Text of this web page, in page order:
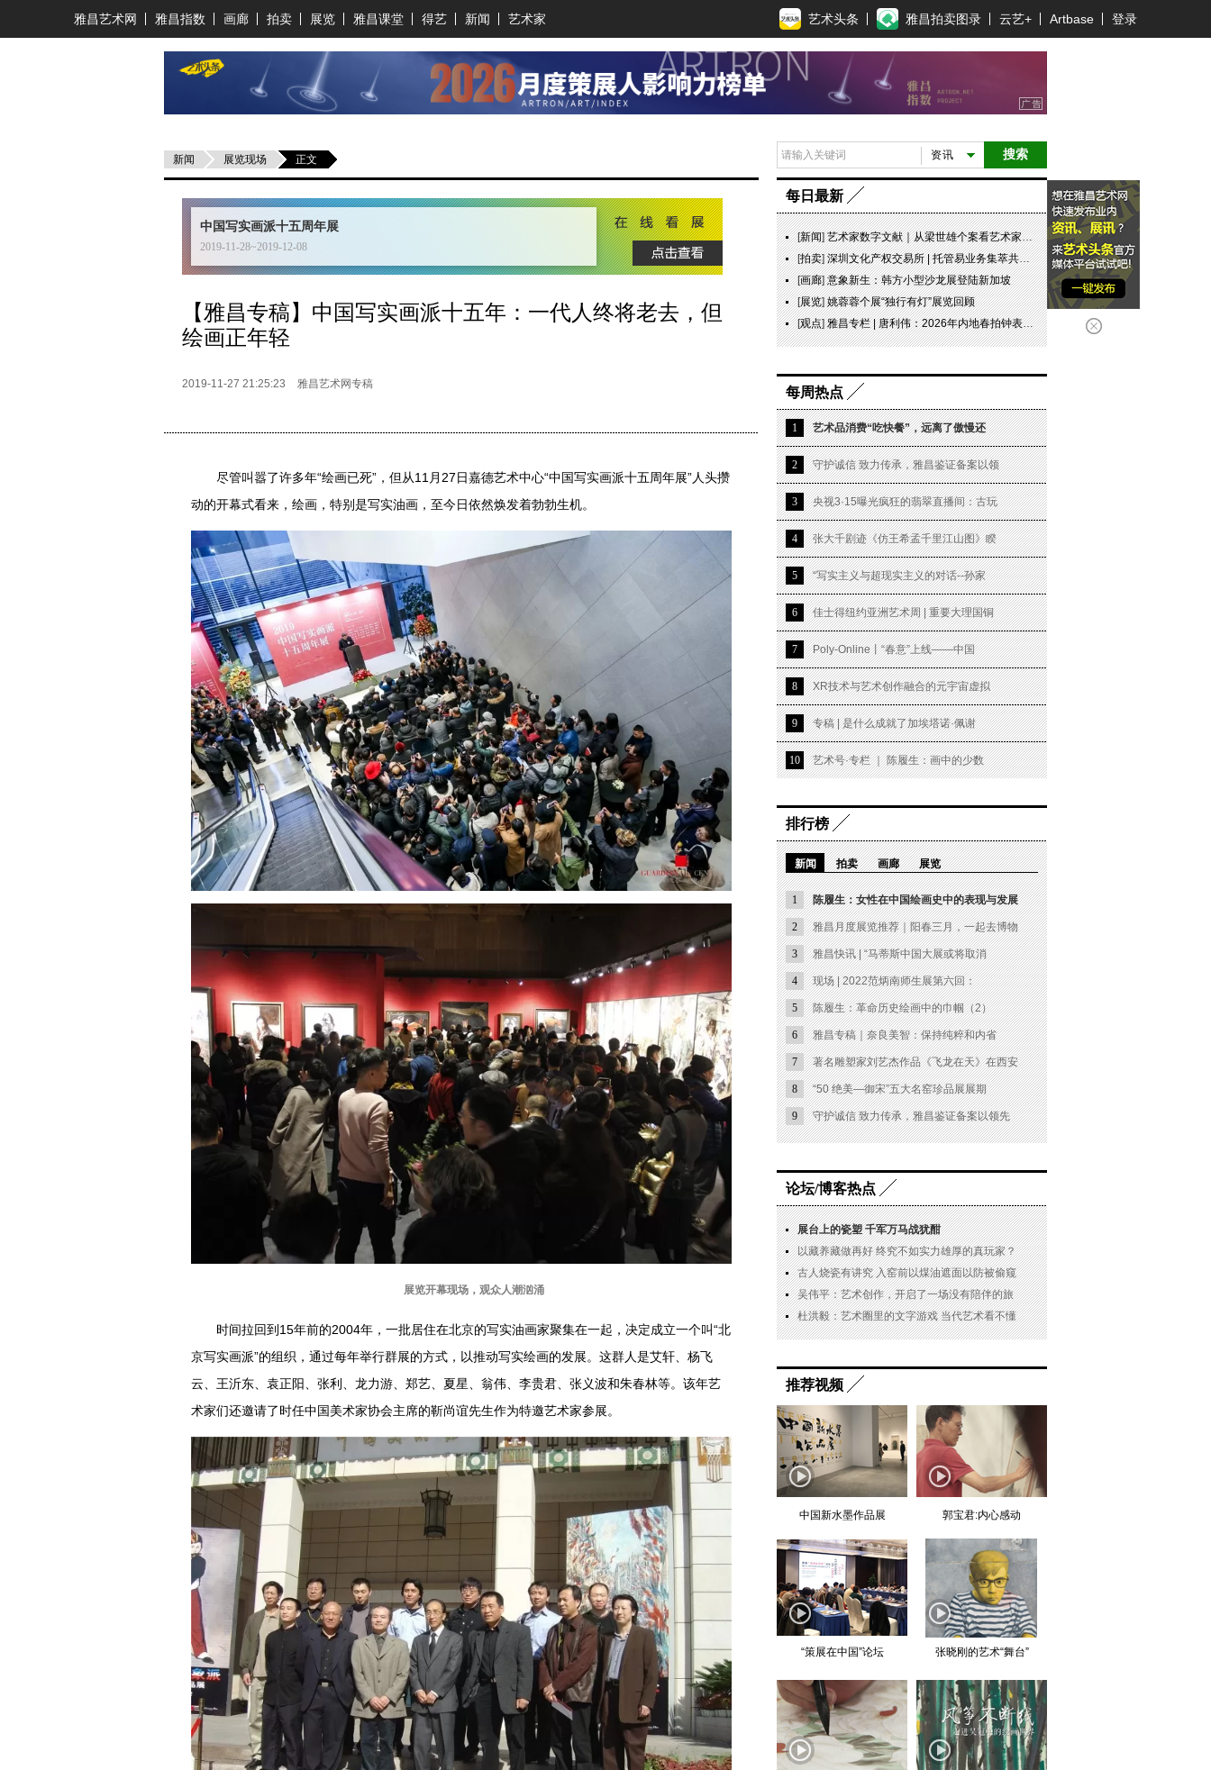
雅昌艺术网 雅昌指数 画廊 拍卖 展览 雅昌课堂 得艺 新闻 艺术家 艺术头条 雅昌拍卖图录 云艺+ Artbase 登录
新闻 展览现场 正文
中国写实画派十五周年展
2019-11-28~2019-12-08
【雅昌专稿】中国写实画派十五年：一代人终将老去，但
绘画正年轻
2019-11-27 21:25:23 雅昌艺术网专稿
尽管叫嚣了许多年“绘画已死”，但从11月27日嘉德艺术中心“中国写实画派十五周年展”人头攒
动的开幕式看来，绘画，特别是写实油画，至今日依然焕发着勃勃生机。
展览开幕现场，观众人潮汹涌
时间拉回到15年前的2004年，一批居住在北京的写实油画家聚集在一起，决定成立一个叫“北
京写实画派”的组织，通过每年举行群展的方式，以推动写实绘画的发展。这群人是艾轩、杨飞
云、王沂东、 袁正阳、 张利、 龙力游、 郑艺、 夏星 翁伟 、李贵君、张义波和朱春林等。该年艺
术家们还邀请了时任中国美术家协会主席的靳尚谊先生作为特邀艺术家参展。
搜索
资讯
每日最新
[新闻]艺术家数字文献｜从梁世雄个案看艺术家艺术数字文献的重要性和紧迫性
[拍卖]深圳文化产权交易所 | 托管易业务集萃共赏 吉光瓷影
[画廊]意象新生：韩方小型沙龙展登陆新加坡
[展览]姚蓉蓉个展“独行有灯”展览回顾
[观点]雅昌专栏 | 唐利伟：2026年内地春拍钟表市场观察 赛道重构、圈层分化与收藏逻辑迭代
每周热点
1 艺术品消费“吃快餐”，远离了傲慢还
2 守护诚信 致力传承，雅昌鉴证备案以领
3 央视3·15曝光疯狂的翡翠直播间：古玩
4 张大千剧迹《仿王希孟千里江山图》睽
5 “写实主义与超现实主义的对话--孙家
6 佳士得纽约亚洲艺术周 | 重要大理国铜
7 Poly-Online丨“春意”上线——中国
8 XR技术与艺术创作融合的元宇宙虚拟
9 专稿 | 是什么成就了加埃塔诺·佩谢
10 艺术号·专栏 ｜ 陈履生：画中的少数
排行榜
新闻 拍卖 画廊 展览
1 陈履生：女性在中国绘画史中的表现与发展
2 雅昌月度展览推荐｜阳春三月，一起去博物
3 雅昌快讯 | “马蒂斯中国大展或将取消
4 现场 | 2022范炳南师生展第六回：
5 陈履生：革命历史绘画中的巾帼（2）
6 雅昌专稿｜奈良美智：保持纯粹和内省
7 著名雕塑家刘艺杰作品《飞龙在天》在西安
8 “50 绝美—御宋”五大名窑珍品展展期
9 守护诚信 致力传承，雅昌鉴证备案以领先
论坛/博客热点
展台上的瓷塑 千军万马战犹酣
以藏养藏做再好 终究不如实力雄厚的真玩家？
古人烧瓷有讲究 入窑前以煤油遮面以防被偷窥
吴伟平：艺术创作，开启了一场没有陪伴的旅
杜洪毅：艺术圈里的文字游戏 当代艺术看不懂
推荐视频
中国新水墨作品展 郭宝君:内心感动
“策展在中国”论坛 张晓刚的艺术“舞台”